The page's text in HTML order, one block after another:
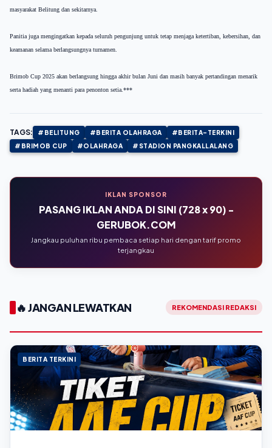
masyarakat Belitung dan sekitarnya.
Panitia juga mengingatkan kepada seluruh pengunjung untuk tetap menjaga ketertiban, kebersihan, dan
keamanan selama berlangsungnya turnamen.
Brimob Cup 2025 akan berlangsung hingga akhir bulan Juni dan masih banyak pertandingan menarik
serta hadiah yang menanti para penonton setia.***
TAGS: #BELITUNG #BERITA OLAHRAGA
#BERITA-TERKINI
#BRIMOB CUP
#OLAHRAGA #STADION PANGKALLALANG
IKLAN SPONSOR
PASANG IKLAN ANDA DI SINI (728 x 90) -
GERUBOK.COM
Jangkau puluhan ribu pembaca setiap hari dengan tarif promo
terjangkau
🔥 JANGAN LEWATKAN REKOMENDASI REDAKSI
BERITA TERKINI